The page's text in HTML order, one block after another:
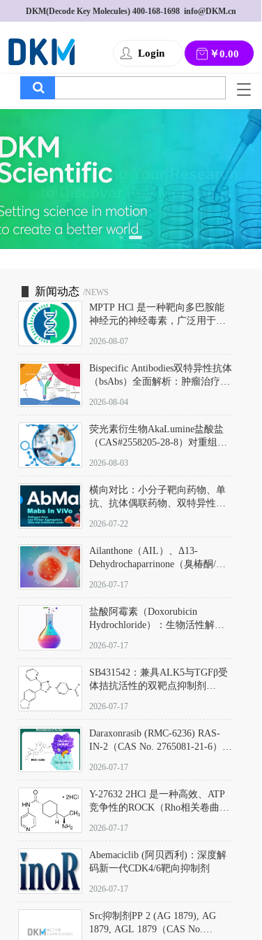
DKM(Decode Key Molecules) 400-168-1698
  info@DKM.cn
Login ￥0.00
T
g
g
l
a
v
i
g
a
新闻动态 /NEWS
MPTP HCl 是一种靶向多巴胺能
神经元的神经毒素，广泛用于构
以盐酸盐形式存在，可触发线粒
体介导的神经元凋亡。其经典应
用即为选择性损毁中脑黑质致密
部多巴胺能神经元，从而可靠模
拟帕金森病的核心病理与行为表
2026-08-07
Bispecific Antibodies双特异性抗体
（bsAbs）全面解析：肿瘤治疗的
2026-08-04
荧光素衍生物AkaLumine盐酸盐
（CAS#2558205-28-8）对重组萤
数（Km）为2.06 μM；其近红外
发光特性赋予优异的组织穿透能
力，大幅增强成像信噪比，从而
实现活体动物模型中极低给药剂
量下的高灵敏度、非侵入式生物
2026-08-03
横向对比：小分子靶向药物、单
抗、抗体偶联药物、双特异性抗
及应用瓶颈
2026-07-22
Ailanthone（AIL）、Δ13-
Dehydrochaparrinone（臭椿酮/臭
DKM货号 D806885
2026-07-17
盐酸阿霉素（Doxorubicin
Hydrochloride）：生物活性解
范
2026-07-17
SB431542：兼具ALK5与TGFβ受
体拮抗活性的双靶点抑制剂
D801067）
2026-07-17
Daraxonrasib (RMC-6236) RAS-
IN-2（CAS No. 2765081-21-6）：
向KRAS/NRAS/HRAS的广谱RAS
2026-07-17
Y-27632 2HCl 是一种高效、ATP
竞争性的ROCK（Rho相关卷曲螺
同等抑制ROCK1与ROCK2；其通
过精准嵌入激酶的ATP结合位点
发挥抑制作用，对ROCK1和
ROCK2的解离常数（Ki）分别为
140 nM和300 nM；在众多丝氨酸/
中，其靶向ROCK的选择性超过
200倍，凸显出优异的分子特异
2026-07-17
Abemaciclib (阿贝西利)：深度解
码新一代CDK4/6靶向抑制剂
2026-07-17
Src抑制剂PP 2 (AG 1879), AG
1879, AGL 1879（CAS No.